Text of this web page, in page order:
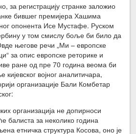
за регистрацију странке заложио
бившег премијера Хашима
опонента Исе Мустафе. Руском
у том смислу боље би било да
његове речи „Ми – европске
за опис европске реторике и
ране од пре 70 година веома би
војног аналитичара,
организације Бали Комбетар
организација не допирноси
балиста за неколико година
етничка структура Косова, оно је